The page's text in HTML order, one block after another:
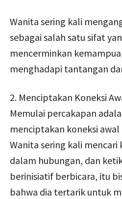
Wanita sering kali
sebagai salah satu sifat
mencerminkan
menghadapi tantangan
2. Menciptakan Koneksi
Memulai percakapan
menciptakan koneksi
Wanita sering kali
dalam hubungan, dan
berinisiatif berbicara, itu
bahwa dia tertarik untuk